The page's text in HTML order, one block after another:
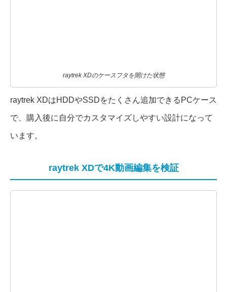
raytrek XDのケースフタを開けた状態
raytrek XDはHDDやSSDをたくさん追加できるPCケース
で、購入後に自分でカスタマイズしやすい設計になって
います。
raytrek XDで4K動画編集を検証